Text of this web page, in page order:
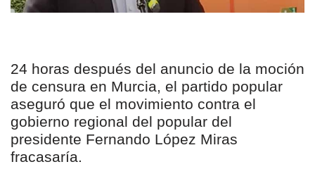
24 horas después del anuncio de la moción
de censura en Murcia, el partido popular
aseguró que el movimiento contra el
gobierno regional del popular del
presidente Fernando López Miras
fracasaría.